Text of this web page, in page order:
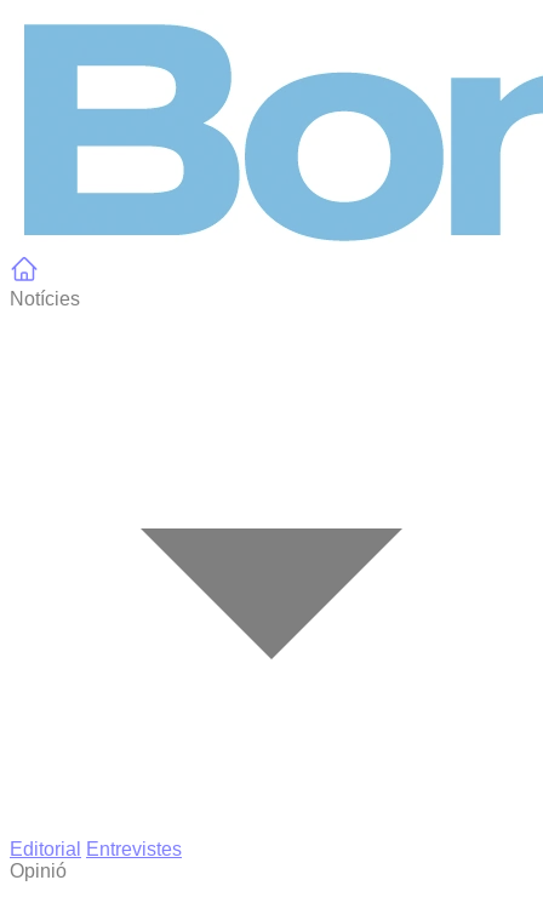
Notícies
Editorial
Entrevistes
Opinió